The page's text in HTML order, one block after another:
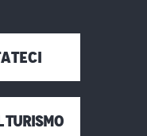
TURISMO